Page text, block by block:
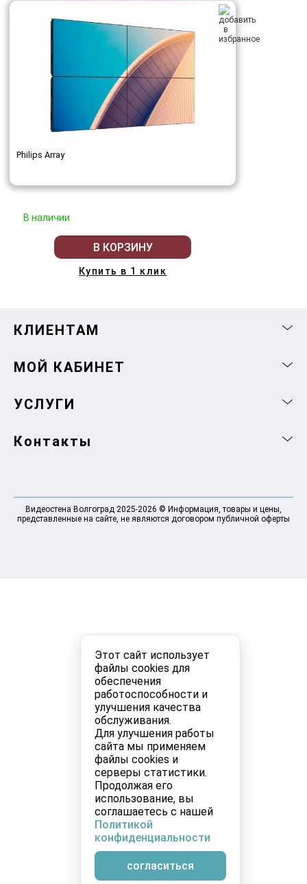
Этот сайт использует
файлы cookies для
обеспечения
работоспособности и
улучшения качества
обслуживания.
Для улучшения работы
сайта мы применяем
файлы cookies и
серверы статистики.
Продолжая его
использование, вы
соглашаетесь с нашей
Политикой
конфиденциальности
согласиться
Philips Array
В наличии
В КОРЗИНУ
Купить в 1 клик
КЛИЕНТАМ
МОЙ КАБИНЕТ
УСЛУГИ
Контакты
Видеостена Волгоград 2025-2026 © Информация, товары и цены,
представленные на сайте, не являются договором публичной оферты